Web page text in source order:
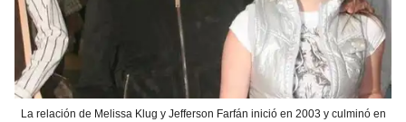
La relación de Melissa Klug y Jefferson Farfán inició en 2003 y culminó en